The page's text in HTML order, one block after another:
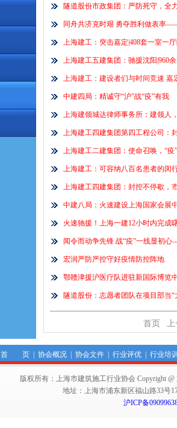
隧道股份市政集团：严防死守，全
同舟共济克时艰 勇夺胜利做表率
上海建工：突击嘉定|408套一室一
上海建工五建集团：驰援沈阳|960
上海建工：建设者们与时间竞速
中建四局：精诚守“沪”战“疫”有我
上海建领城达律师事务所：建领人
上海建工四建集团第四工程公司：
上海建工二建集团：使命召唤，“
上海建工：可容纳八百名患者的闵
上海建工四建集团：封控不停歇，
中建八局：火速建设上海国家会展
火速驰援！上海一建12小时内完成
闻令而动争先锋 战“疫”一线显初
宏润严防严控守好疫情防控阵地
鄂赣津援沪医疗队进驻新国际博览
隧道股份：志愿者团队在项目部当
首页 上
首 页| 协会概况| 协会文件| 行业评优| 行业培
版权所有：上海市建筑施工行业协会 Copyright @
地址：上海市浦东新区福山路33号
沪ICP备